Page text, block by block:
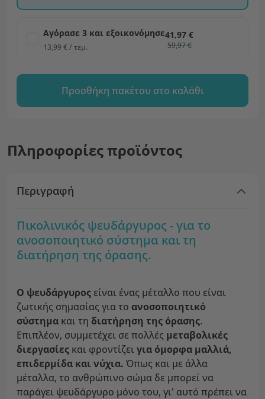
Αγόρασε 3 και εξοικονόμησε
13,99 € / τεμ.
41,97 €
59,97 €
Προσθήκη πακέτου στο καλάθι
Πληροφορίες προϊόντος
Περιγραφή
Πικολινικός ψευδάργυρος - για το
ανοσοποιητικό σύστημα και τη
διατήρηση της όρασης.
Ο ψευδάργυρος είναι ένας μέταλλο που είναι
ζωτικής σημασίας για το ανοσοποιητικό
σύστημα και τη διατήρηση της όρασης.
Επιπλέον, συμμετέχει σε πολλές μεταβολικές
διεργασίες και φροντίζειγια όμορφα μαλλιά,
επιδερμίδα και νύχια. Όπως και με άλλα
μέταλλα, το ανθρώπινο σώμα δε μπορεί να
παράγει ψευδάργυρο μόνο του, γι' αυτό πρέπει να